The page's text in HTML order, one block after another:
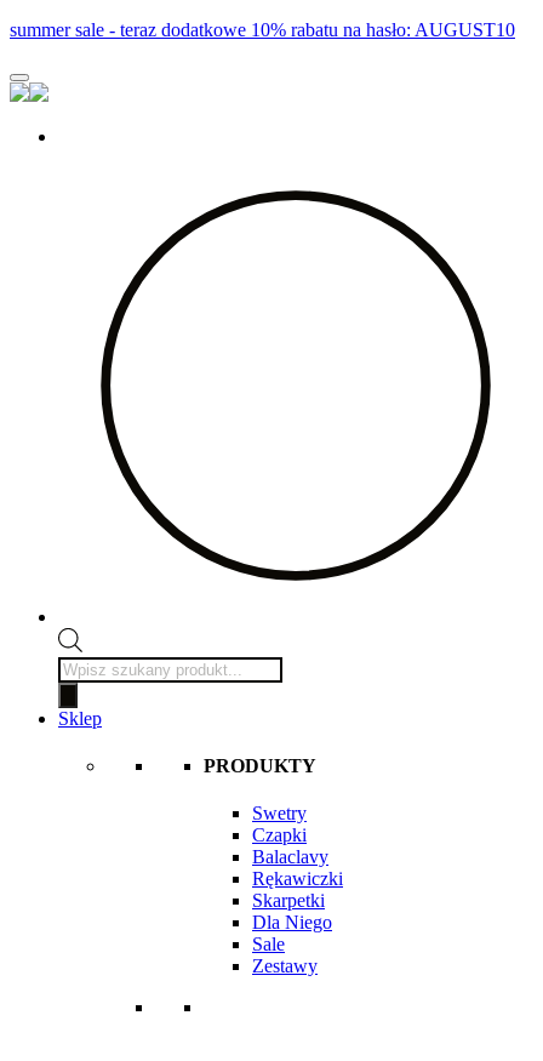
summer sale - teraz dodatkowe 10% rabatu na hasło: AUGUST10
Wyszukiwarka
produktów
Sklep
PRODUKTY
Swetry
Czapki
Balaclavy
Rękawiczki
Skarpetki
Dla Niego
Sale
Zestawy